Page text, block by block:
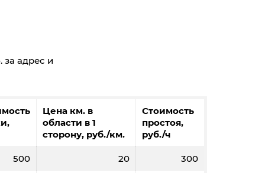
за адрес и
Цена км. в
области в 1
сторону, руб./км.
Стоимость
простоя,
руб./ч
500 20 300